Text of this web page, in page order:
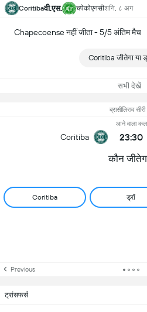
Coritibaवी.एस. चपेकोएनसीशनि, ८ अग
Chapecoense नहीं जीता - 5/5 अंतिम मैच
Coritiba जीतेगा या
सभी देखें
ब्रासीलिराव
Coritiba
आने वाला कल
23:30
कौन
Coritiba ड्रॉ
Previous
ट्रांसफर्स